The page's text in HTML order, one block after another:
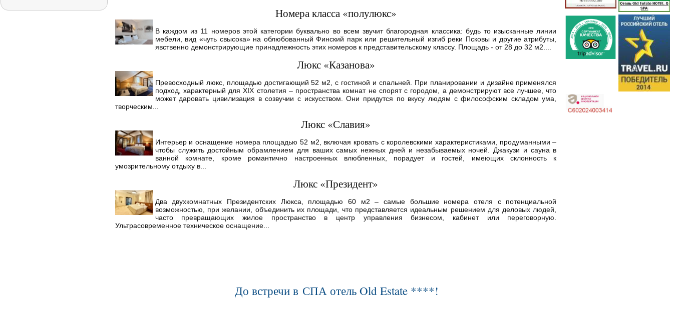
Номера класса «полулюкс»
В каждом из 11 номеров этой категории буквально во всем звучит благородная классика: будь то изысканные линии
мебели, вид «чуть свысока» на облюбованный Финский парк или решительный изгиб реки Псковы и другие атрибуты,
явственно демонстрирующие принадлежность этих номеров к представительскому классу. Площадь - от 28 до 32 м2....
Люкс «Казанова»
Превосходный люкс, площадью достигающий 52 м2, с гостиной и спальней. При планировании и дизайне применялся
подход, характерный для XIX столетия – пространства комнат не спорят с городом, а демонстрируют все лучшее, что
может даровать цивилизация в созвучии с искусством. Они придутся по вкусу людям с философским складом ума,
творческим...
Люкс «Славия»
Интерьер и оснащение номера площадью 52 м2, включая кровать с королевскими характеристиками, продуманными –
чтобы служить достойным обрамлением для ваших самых нежных дней и незабываемых ночей. Джакузи и сауна в
ванной комнате, кроме романтично настроенных влюбленных, порадует и гостей, имеющих склонность к
умозрительному отдыху в...
Люкс «Президент»
Два двухкомнатных Президентских Люкса, площадью 60 м2 – самые большие номера отеля с потенциальной
возможностью, при желании, объединить их площади, что представляется идеальным решением для деловых людей,
часто превращающих жилое пространство в центр управления бизнесом, кабинет или переговорную.
Ультрасовременное техническое оснащение...
До встречи в СПА отель Old Estate ****!